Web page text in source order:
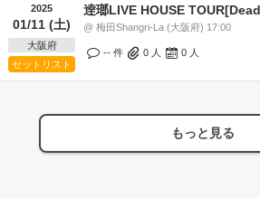
2025
01/11 (土)
大阪府
セットリスト
逹瑯LIVE HOUSE
@ 梅田Shangri-La (大阪府) 17:00
-- 件 0 人 0 人
もっと見る